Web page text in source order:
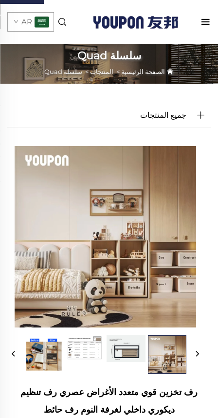
AR
سلسلة Quad
الصفحة الرئيسية >المنتجات>سلسلة Quad
جميع المنتجات
رف تخزين قوي متعدد الأغراض عصري رف تنظيم
ديكوري داخلي لغرفة النوم رف حائط